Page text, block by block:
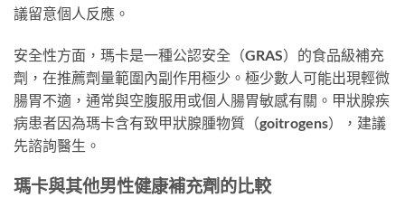
議留意個人反應。
安全性方面，瑪卡是一種公認安全（GRAS）的食品級補充
劑，在推薦劑量範圍內副作用極少。極少數人可能出現輕微
腸胃不適，通常與空腹服用或個人腸胃敏感有關。甲狀腺疾
病患者因為瑪卡含有致甲狀腺腫物質（goitrogens），建議
先諮詢醫生。
瑪卡與其他男性健康補充劑的比較